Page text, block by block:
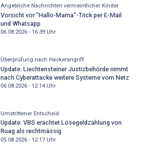
Angebliche Nachrichten vermeintlicher Kinder
Vorsicht vor "Hallo-Mama"-Trick per E-Mail
und Whatsapp
06.08.2026 - 16:39Uhr
Überprüfung nach Hackerangriff
Update: Liechtensteiner Justizbehörde nimmt
nach Cyberattacke weitere Systeme vom Netz
06.08.2026 - 12:14Uhr
Umstrittener Entscheid
Update: VBS erachtet Lösegeldzahlung von
Ruag als rechtmässig
05.08.2026 - 12:17Uhr